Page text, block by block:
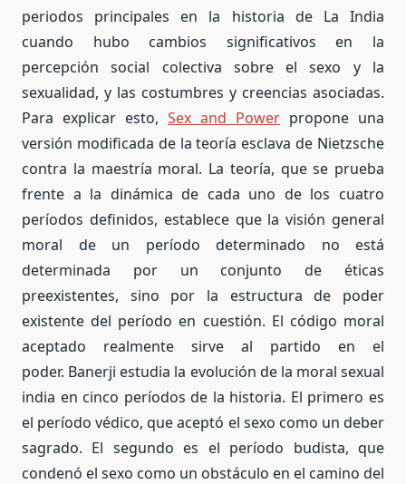
periodos principales en la historia de La India
cuando hubo cambios significativos en la
percepción social colectiva sobre el sexo y la
sexualidad, y las costumbres y creencias asociadas.
Para explicar esto, Sex and Power propone una
versión modificada de la teoría esclava de Nietzsche
contra la maestría moral. La teoría, que se prueba
frente a la dinámica de cada uno de los cuatro
períodos definidos, establece que la visión general
moral de un período determinado no está
determinada por un conjunto de éticas
preexistentes, sino por la estructura de poder
existente del período en cuestión. El código moral
aceptado realmente sirve al partido en el
poder. Banerji estudia la evolución de la moral sexual
india en cinco períodos de la historia. El primero es
el período védico, que aceptó el sexo como un deber
sagrado. El segundo es el período budista, que
condenó el sexo como un obstáculo en el camino del